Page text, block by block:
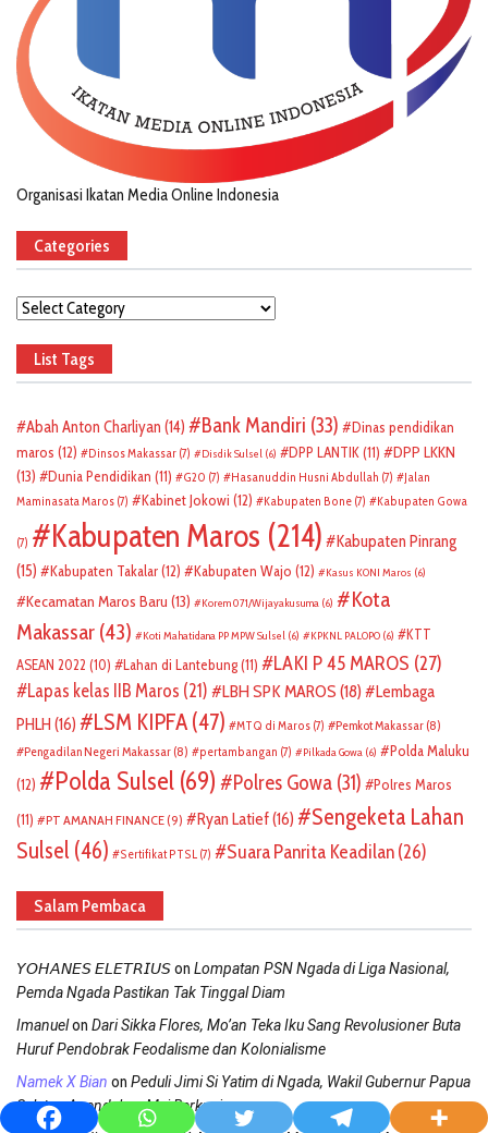
Organisasi Ikatan Media Online Indonesia
Categories
Categories
List Tags
Abah Anton Charliyan (14) Bank Mandiri (33)
Dinas pendidikan
maros (12) Dinsos Makassar (7) Disdik Sulsel (6) DPP LANTIK(11)
DPP LKKN
(13)
Dunia Pendidikan (11) G20 (7) Hasanuddin Husni Abdullah (7)
Jalan
Maminasata Maros (7) Kabinet Jokowi (12) Kabupaten Bone (7) Kabupaten Gowa
(7) Kabupaten Maros (214)
Kabupaten Pinrang
(15)
Kabupaten Takalar(12) Kabupaten Wajo (12) Kasus KONI Maros (6)
Kecamatan Maros Baru (13) Korem 071/Wijayakusuma (6)
Kota
Makassar (43) Koti Mahatidana PP MPW Sulsel (6) KPKNL PALOPO (6)
KTT
ASEAN 2022 (10) Lahan di Lantebung(11) LAKI P 45 MAROS (27)
Lapas kelas IIB Maros (21) LBH SPK MAROS (18)
Lembaga
PHLH (16) LSM KIPFA (47) MTQ di Maros (7) Pemkot Makassar (8)
Pengadilan Negeri Makassar (8) pertambangan (7) Pilkada Gowa (6)
Polda Maluku
(12)
Polda Sulsel (69) Polres Gowa (31)
Polres Maros
(11)
PT AMANAH FINANCE(9) Ryan Latief(16)
Sengeketa Lahan
Sulsel (46) Sertifikat PTSL (7) Suara Panrita Keadilan(26)
Salam Pembaca
𝘠𝘖𝘏𝘈𝘕𝘌𝘚 𝘌𝘓𝘌𝘛𝘙𝘐𝘜𝘚on Lompatan PSN Ngada di Liga Nasional,
Pemda Ngada Pastikan Tak Tinggal Diam
Imanuelon Dari Sikka Flores, Mo’an Teka Iku Sang Revolusioner Buta
Huruf Pendobrak Feodalisme dan Kolonialisme
Namek X Bian on Peduli Jimi Si Yatim di Ngada, Wakil Gubernur Papua
Selatan Agendakan Mei Berkunjung